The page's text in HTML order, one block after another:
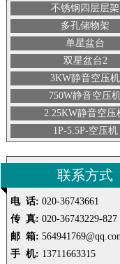
不锈钢四层层架
多孔储物架
单星盆台
双星盆台2
3KW静音空压机
750W静音空压
2.25KW静音空压
1P-5.5P-空压机
联系方式
电 话: 020-36743661
传 真: 020-36743229-827
邮 箱:
手 机: 13711663315